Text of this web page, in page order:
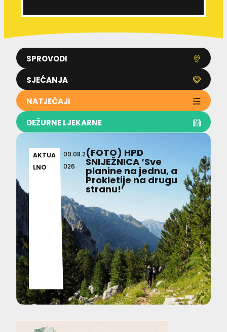
SPROVODI
SJEĆANJA
NATJEČAJI
DEŽURNE LJEKARNE
AKTUA
LNO
09.08.2
026
(FOTO) HPD
SNIJEŽNICA ‘Sve
planine na jednu, a
Prokletije na drugu
stranu!’